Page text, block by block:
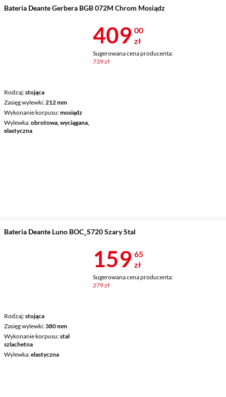
Bateria Deante Gerbera BGB 072M Chrom Mosiądz
Rodzaj stojąca
Zasięg wylewki 212 mm
Wykonanie korpusu mosiądz
Wylewka obrotowa, wyciągana,
elastyczna
Cena 409 zł
409 00
zł
Sugerowana cena producenta:
739 zł
Bateria Deante Luno BOC_S720 Szary Stal
Rodzaj stojąca
Zasięg wylewki 380 mm
Wykonanie korpusu stal
szlachetna
Wylewka elastyczna
Cena 159,65
159 65
zł
Sugerowana cena producenta:
279 zł